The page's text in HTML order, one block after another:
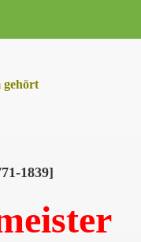
gehört
1839]